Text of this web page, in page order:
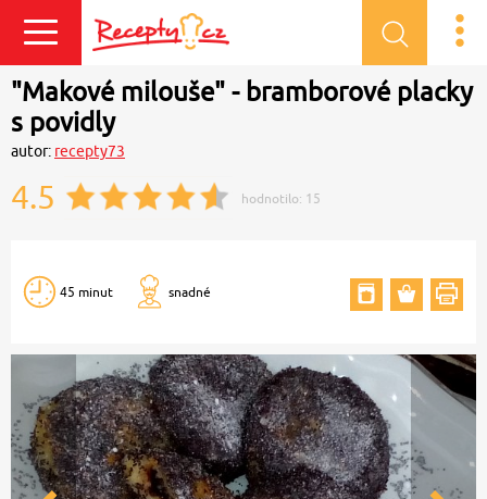
"Makové milouše" - bramborové placky
s povidly
autor: recepty73
4.5 hodnotilo: 15
45 minut snadné